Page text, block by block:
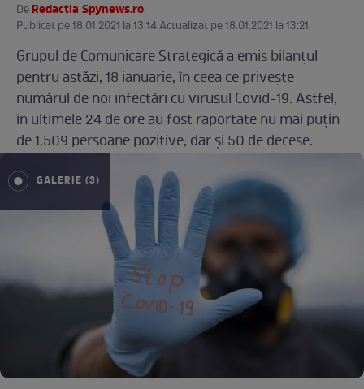
DeRedactia Spynews.ro.
Publicat pe 18.01.2021 la 13:14 Actualizat pe 18.01.2021 la 13:21
Grupul de Comunicare Strategică a emis bilanțul
pentru astăzi, 18 ianuarie, în ceea ce privește
numărul de noi infectări cu virusul Covid-19. Astfel,
în ultimele 24 de ore au fost raportate nu mai puțin
de 1.509 persoane pozitive, dar și 50 de decese.
GALERIE (3)